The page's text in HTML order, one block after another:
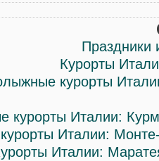
Праздники
Курорты
курорты
курорты Италии:
Италии:
Италии: